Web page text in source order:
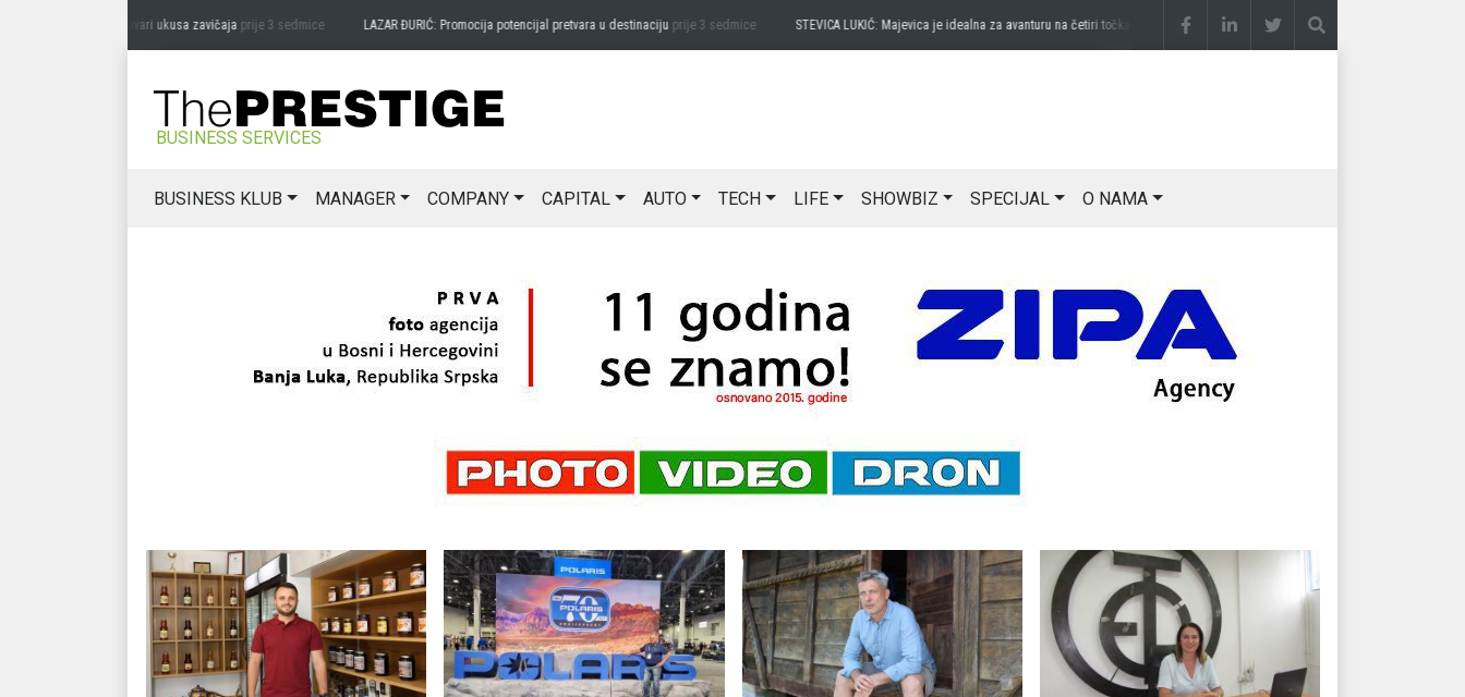
MIĆANOVIĆ: Čuvari ukusa zavičajaprije 3 sedmice LAZAR ĐURIĆ: Promocija potencijal pretvara u destinacijuprije 3 sedmice STEVICA LUKIĆ: Majevica je idealna za avanturu na četiri točkaprije 3 sedmice DRAGAN OSTOJIĆ: Moj karakter je
BUSINESS SERVICES
BUSINESS KLUB MANAGER COMPANY CAPITAL AUTO TECH LIFE SHOWBIZ SPECIJAL O NAMA